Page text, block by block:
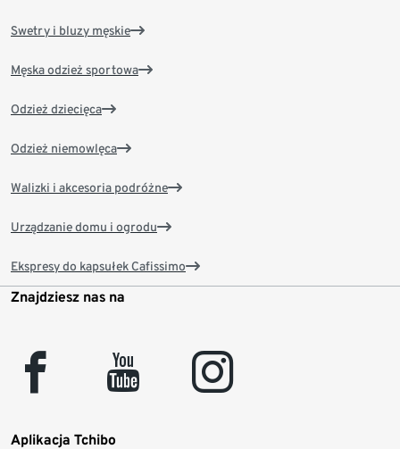
Swetry i bluzy męskie
Męska odzież sportowa
Odzież dziecięca
Odzież niemowlęca
Walizki i akcesoria podróżne
Urządzanie domu i ogrodu
Ekspresy do kapsułek Cafissimo
Znajdziesz nas na
facebook youtube instagram
Aplikacja Tchibo